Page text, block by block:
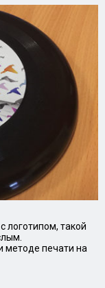
логотипом, такой
методе печати на